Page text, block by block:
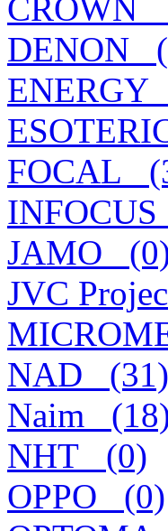
DENON_
FOCAL_
JAMO_
JVC
NAD_ (31)
Naim_
NHT_ (0)
OPPO_ (0)